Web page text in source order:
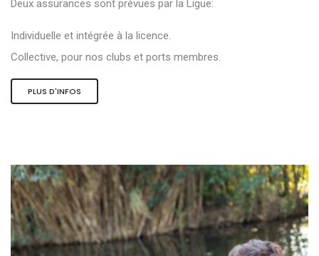
Deux assurances sont prévues par la Ligue:
Individuelle et intégrée à la licence.
Collective, pour nos clubs et ports membres.
PLUS D'INFOS